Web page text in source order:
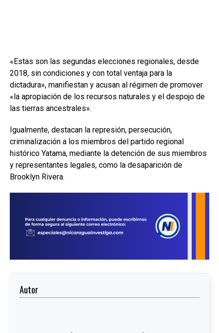
«Estas son las segundas elecciones regionales, desde
2018, sin condiciones y con total ventaja para la
dictadura», manifiestan y acusan al régimen de promover
«la apropiación de los recursos naturales y el despojo de
las tierras ancestrales».
Igualmente, destacan la represión, persecución,
criminalización a los miembros del partido regional
histórico Yatama, mediante la detención de sus miembros
y representantes legales, como la desaparición de
Brooklyn Rivera.
Autor